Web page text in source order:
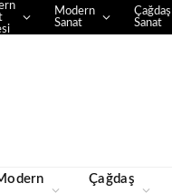
Modern
Sanat
Çağdaş
Sanat
Çağdaş